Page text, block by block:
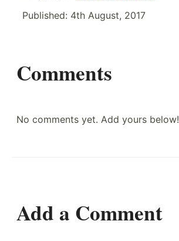
Published: 4th August, 2017
Comments
No comments yet. Add yours below!
Add a Comment